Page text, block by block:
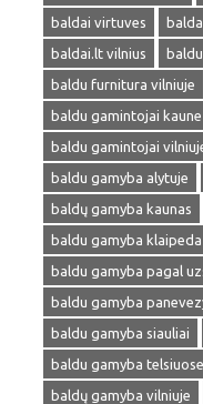
baldai virtuves
baldai.lt vilnius
baldu furnitura vilniuje
baldu gamintojai kaune
baldu gamintojai
baldu gamyba alytuje
baldų gamyba kaunas
baldu gamyba klaipeda
baldu gamyba pagal
baldu gamyba
baldu gamyba siauliai
baldu gamyba telsiuose
baldų gamyba vilniuje